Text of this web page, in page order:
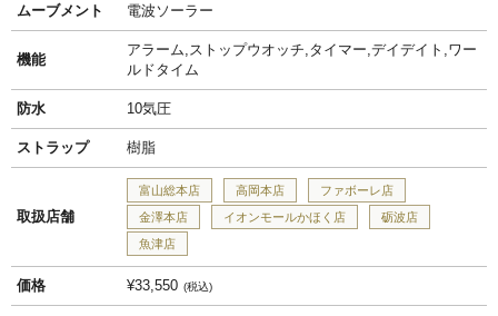
ムーブメント 電波ソーラー
機能
アラーム,ストップウオッチ,タイマー,デイデイト,ワー
ルドタイム
防水 10気圧
ストラップ 樹脂
取扱店舗
富山総本店 高岡本店
ファボーレ店
金澤本店
イオンモールかほく店
砺波店
魚津店
価格 ¥33,550 税込